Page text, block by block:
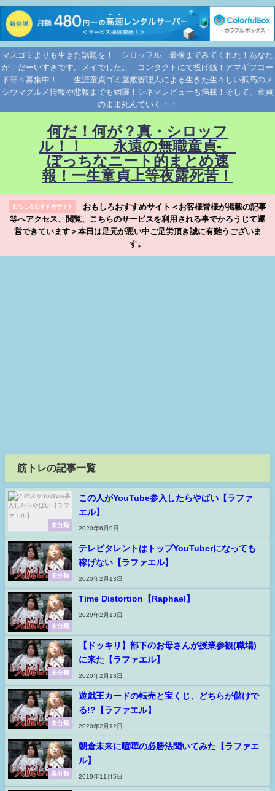
マスゴミよりも生きた話題を！ シロッフル 最後までみてくれた！あなた
が！だーいすきです。メイでした。 コンタクトにて投げ銭！アマギフコー
ド等々募集中！ 生涯童貞ゴミ屋敷管理人による生きた生々しい孤高のメ
シウマグルメ情報や悲報までも網羅！シネマレビューも満載！そして、童貞
のまま死んでいく・・
何だ！何が？真・シロッフ
ル！！ 永遠の無職童貞-
ぼっちなニート的まとめ速
報！一生童貞上等夜露死苦！
おもしろおすすめサイト
おもしろおすすめサイト＜お客様皆様が掲載の記事
等へアクセス、閲覧、こちらのサービスを利用される事でかろうじて運
営できています＞本日は足元が悪い中ご足労頂き誠に有難うございま
す。
筋トレの記事一覧
未分類
この人がYouTube参入したらやばい【ラファ
エル】
2020年6月9日
未分類
テレビタレントはトップYouTuberになっても
稼げない【ラファエル】
2020年2月13日
未分類
Time Distortion【Raphael】
2020年2月13日
未分類
【ドッキリ】部下のお母さんが授業参観(職場)
に来た【ラファエル】
2020年2月13日
未分類
遊戯王カードの転売と宝くじ、どちらが儲けで
る!?【ラファエル】
2020年2月12日
未分類
朝倉未来に喧嘩の必勝法聞いてみた【ラファエ
ル】
2019年11月5日